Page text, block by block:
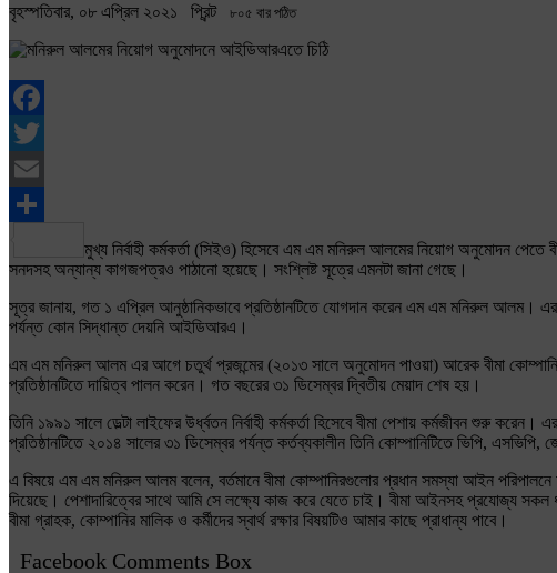
বৃহস্পতিবার, ০৮ এপ্রিল ২০২১ প্রিন্ট ৮০৫ বার পঠিত
Facebook
Twitter
Email
Share
মুখ্য নির্বাহী কর্মকর্তা (সিইও) হিসেবে এম এম মনিরুল আলমের নিয়োগ অনুমোদন পেতে
সনদসহ অন্যান্য কাগজপত্রও পাঠানো হয়েছে। সংশ্লিষ্ট সূত্রে এমনটা জানা গেছে।
সূত্র জানায়, গত ১ এপ্রিল আনুষ্ঠানিকভাবে প্রতিষ্ঠানটিতে যোগদান করেন এম এম মনিরুল আলম।
পর্যন্ত কোন সিদ্ধান্ত দেয়নি আইডিআরএ।
এম এম মনিরুল আলম এর আগে চতুর্থ প্রজন্মের (২০১৩ সালে অনুমোদন পাওয়া) আরেক বীমা কোম্পানি
প্রতিষ্ঠানটিতে দায়িত্ব পালন করেন। গত বছরের ৩১ ডিসেম্বর দ্বিতীয় মেয়াদ শেষ হয়।
তিনি ১৯৯১ সালে ডেল্টা লাইফের উর্ধ্বতন নির্বাহী কর্মকর্তা হিসেবে বীমা পেশায় কর্মজীবন শুরু
প্রতিষ্ঠানটিতে ২০১৪ সালের ৩১ ডিসেম্বর পর্যন্ত কর্তব্যকালীন তিনি কোম্পানিটিতে ভিপি,
এ বিষয়ে এম এম মনিরুল আলম বলেন, বর্তমানে বীমা কোম্পানিরগুলোর প্রধান সমস্যা আইন পরিপালনে
দিয়েছে। পেশাদারিত্বের সাথে আমি সে লক্ষ্যে কাজ করে যেতে চাই। বীমা আইনসহ প্রযোজ্য
বীমা গ্রাহক, কোম্পানির মালিক ও কর্মীদের স্বার্থ রক্ষার বিষয়টিও আমার কাছে প্রাধান্য পাবে।
Facebook Comments Box